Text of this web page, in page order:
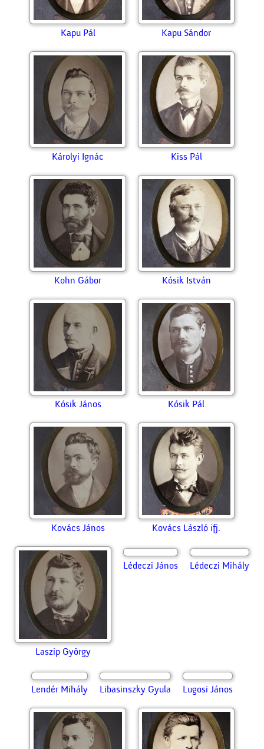
Kapu Pál Kapu Sándor
Károlyi Ignác Kiss Pál
Kohn Gábor Kósik István
Kósik János Kósik Pál
Kovács János Kovács László ifj.
Laszip György